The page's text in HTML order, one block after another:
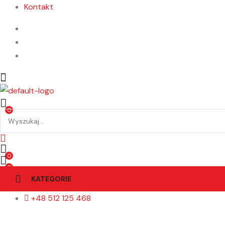
Kontakt
Menu
0
Wyszukaj:
0
0
KATEGORIE
+48 512 125 468